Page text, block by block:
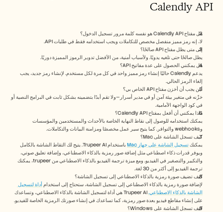
Calendly API
هل مفتاح Calendly API هو نفسه كلمة مرور تسجيل الدخول؟
لا، إنه رمز مميز منفصل مخصص للتكاملات ويجب استخدامه فقط في طلبات API.
إلى متى يظل مفتاح API صالحًا؟
يظل صالحًا حتى تلغيه يدويًا. ولأسباب أمنية، من الأفضل تدوير الرموز المميزة دوريًا.
هل يمكنني الحصول على عدة مفاتيح API؟
إلغاء الرمز الحالي.
أين يجب أن أخزن مفتاح API الخاص بي؟
في كود الواجهة الأمامية.
ماذا يمكنني أن أفعل بمفتاح Calendly API؟
وwebhooks والتوافر. كما يتيح سير عمل مخصصًا ومزامنة البيانات والتكاملات.
كيف تسجل الشاشة على Mac؟
يمكنك تسجيل الشاشة على جهاز Mac
ترجمة الفيديو إلى أكثر من 30 لغة.
كيف تضيف صورة رمزية بالذكاء الاصطناعي إلى تسجيل الشاشة؟
لإضافة صورة رمزية بالذكاء الاصطناعي إلى تسجيل الشاشة، ستحتاج إلى استخدام
الشاشة بالذكاء الاصطناعي.
على إنشاء مقاطع فيديو بعدة صور رمزية، كما تساعدك في إنشاء صورتك الرمزية الخاصة للفيديو.
كيف تسجل الشاشة على Windows؟